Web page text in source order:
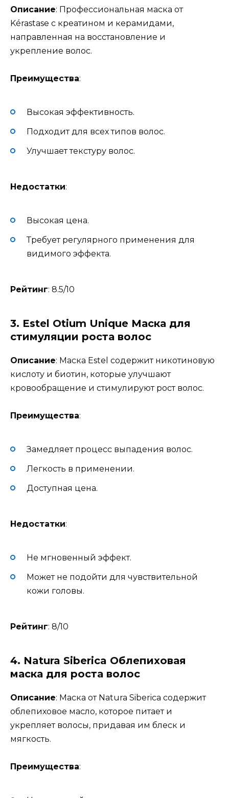
Описание: Профессиональная маска от
Kérastase с креатином и керамидами,
направленная на восстановление и
укрепление волос.
Преимущества:
Высокая эффективность.
Подходит для всех типов волос.
Улучшает текстуру волос.
Недостатки:
Высокая цена.
Требует регулярного применения для
видимого эффекта.
Рейтинг: 8.5/10
3. Estel Otium Unique Маска для
стимуляции роста волос
Описание: Маска Estel содержит никотиновую
кислоту и биотин, которые улучшают
кровообращение и стимулируют рост волос.
Преимущества:
Замедляет процесс выпадения волос.
Легкость в применении.
Доступная цена.
Недостатки:
Не мгновенный эффект.
Может не подойти для чувствительной
кожи головы.
Рейтинг: 8/10
4. Natura Siberica Облепиховая
маска для роста волос
Описание: Маска от Natura Siberica содержит
облепиховое масло, которое питает и
укрепляет волосы, придавая им блеск и
мягкость.
Преимущества: